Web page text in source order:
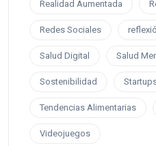
Realidad Aumentada
Redes Sociales
Salud Digital Salud
Sostenibilidad
Tendencias Alimentarias
Videojuegos